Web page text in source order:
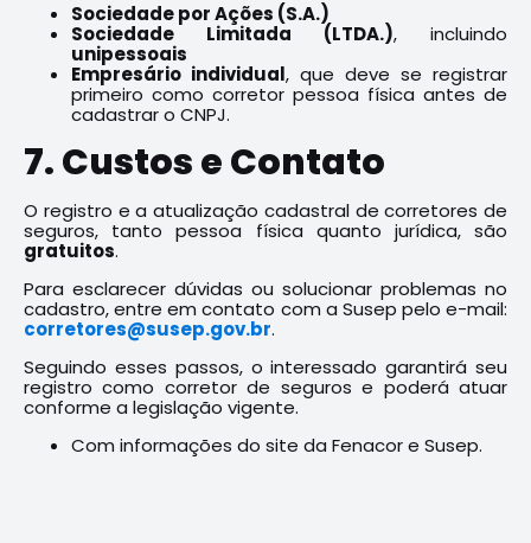
Sociedade por Ações (S.A.)
Sociedade Limitada (LTDA.), incluindo
unipessoais
Empresário individual, que deve se registrar
primeiro como corretor pessoa física antes de
cadastrar o CNPJ.
7. Custos e Contato
O registro e a atualização cadastral de corretores de
seguros, tanto pessoa física quanto jurídica, são
gratuitos.
Para esclarecer dúvidas ou solucionar problemas no
cadastro, entre em contato com a Susep pelo e-mail:
corretores@susep.gov.br.
Seguindo esses passos, o interessado garantirá seu
registro como corretor de seguros e poderá atuar
conforme a legislação vigente.
Com informações do site da Fenacor e Susep.